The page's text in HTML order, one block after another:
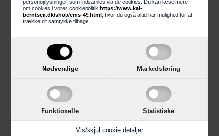
personoplysninger, som indsamles via de cookies. Du kan læse mere
om cookies i vores cookiepolitikhttps://www.kai-
berntsen.dk/shop/cms-49.html , hvor du også altid har mulighed for at
trække dit samtykke tilbage.
Nødvendige Markedsføring
Funktionelle Statistiske
Vis/skjul cookie detaljer
11.495,00 KR